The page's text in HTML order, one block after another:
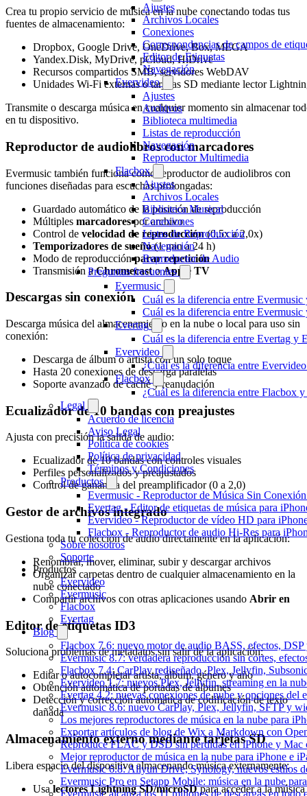
Ajustes
Archivos Locales
Conexiones
Correspondencias de campos de
Editor de Etiquetas
Navegación
Evervideo
Ajustes
Archivos
Biblioteca multimedia
Listas de reproducción
Navegación
Reproductor Multimedia
Flacbox
Ajustes
Archivos Locales
Biblioteca Musical
Conexiones
Listas de Reproducción
Navegación
Reproductor de Audio
Preguntas frecuentes
Evermusic
Cuál es la diferencia entre
Cuál es la diferencia entre
Evertag
Cuál es la diferencia entre Evertag y
Evervideo
¿Cuál es la diferencia entre
Flacbox
¿Cuál es la diferencia entre Flacbox
Legal
Acuerdo de licencia
Aviso Legal
Política de cookies
Política de privacidad
Términos y Condiciones
Productos
Evermusic - Reproductor de Música Sin
Evertag - Editor de etiquetas de música para
Evervideo - Reproductor de vídeo HD para
Flacbox - Reproductor de audio Hi-Res para
Sobre nosotros
Soporte
Productos
Evervideo
Evermusic
Flacbox
Evertag
Blog
Flacbox 7.6: nuevo motor de audio BASS, efectos,
Evermusic 8.7: verdadera reproducción sin cortes,
Flacbox 7.4: CarPlay rediseñado, Plex, Jellyfin,
Evervideo 1.7: nuevos Plex, Jellyfin, streaming en la
Evertag 4.2: nuevas conexiones de nube y opciones del
Evermusic 8.6: nuevo CarPlay, Plex, Jellyfin, SFTP y
Los mejores reproductores de música en la nube para
Exportar artículos de blog de Wix a Markdown con
Reproduce FLAC y DSD sin pérdidas en iPhone y Mac
Mejor reproductor de música en la nube para iPhone e
Evermusic 6.8: Aliyun Drive, Synology, nuevos estilos
Evermusic Pro en Setapp Mobile: música en la nube
Evermusic alcanza los 11 millones de descargas en todo
Crea tu propio servicio de música en la nube conectando todas tus
fuentes de almacenamiento:
Dropbox, Google Drive, OneDrive, Box, MEGA
Yandex.Disk, MyDrive, pCloud, HiDrive
Recursos compartidos SMB, servidores WebDAV
Unidades Wi-Fi externas o tarjetas SD mediante lector
Transmite o descarga música en cualquier momento sin almacenar
en tu dispositivo.
Reproductor de audiolibros con marcadores
Evermusic también funciona como reproductor de audiolibros con
funciones diseñadas para escuchas prolongadas:
Guardado automático de la posición de reproducción
Múltiples marcadorespor archivo
Control de velocidad de reproducción(0,5x a 2,0x)
Temporizadores de sueño(1 min a 24 h)
Modo de reproducciónparar repetición
Transmisión aChromecastoApple TV
Descargas sin conexión
Descarga música del almacenamiento en la nube o local para uso sin
conexión:
Descarga de álbum o artista con un solo toque
Hasta 20 conexiones de descarga paralelas
Soporte avanzado de caché y reanudación
Ecualizador de 10 bandas con preajustes
Ajusta con precisión la salida de audio:
Ecualizador de 10 bandas con controles visuales
Perfiles personalizados y preajustados
Control de ganancia del preamplificador (0 a 2,0)
Gestor de archivos integrado
Gestiona toda tu colección de audio directamente en la aplicación:
Renombrar, mover, eliminar, subir y descargar archivos
Organizar carpetas dentro de cualquier almacenamiento en la
nube conectado
Compartir archivos con otras aplicaciones usando Abrir en
Editor de etiquetas ID3
Soluciona problemas de metadatos sin salir de la aplicación:
Editar o autocompletar artista, álbum, género y año
Obtención automática de portadas de álbumes
Detección y corrección automática de codificación de texto
dañada
Almacenamiento externo mediante tarjetas SD
Libera espacio del dispositivo almacenando música externamente:
Usa lectores Lightning SD/microSDpara acceder a la música